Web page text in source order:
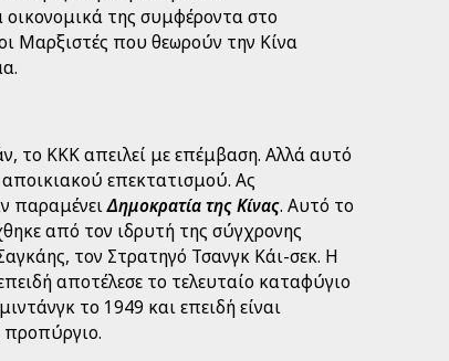
οικονομικά της συμφέροντα στο
Μαρξιστές που θεωρούν την Κίνα
το ΚΚΚ απειλεί με επέμβαση. Αλλά αυτό
επεκτατισμού. Ας
παραμένειΔημοκρατία της Κίνας. Αυτό το
από τον ιδρυτή της σύγχρονης
τον Στρατηγό Τσανγκ Κάι-σεκ. Η
αποτέλεσε το τελευταίο καταφύγιο
το 1949 και επειδή είναι
προπύργιο.